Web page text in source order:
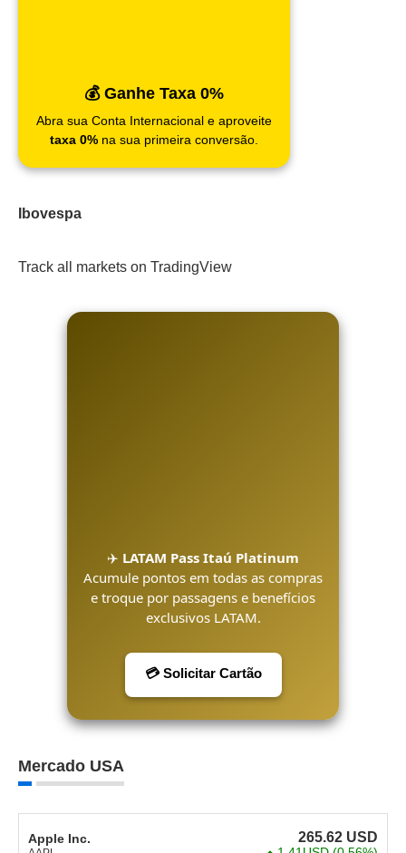
💰 Ganhe Taxa 0%
Abra sua Conta Internacional e aproveite
taxa 0% na sua primeira conversão.
Ibovespa
Track all markets on TradingView
✈️ LATAM Pass Itaú Platinum
Acumule pontos em todas as compras
e troque por passagens e benefícios
exclusivos LATAM.
💳 Solicitar Cartão
Mercado USA
Apple Inc. 265.62 USD